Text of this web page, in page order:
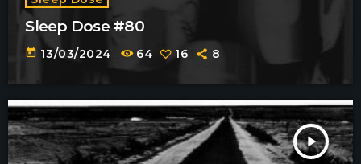
Sleep Dose #80
today 13/03/2024 64 16 8
play_arrow